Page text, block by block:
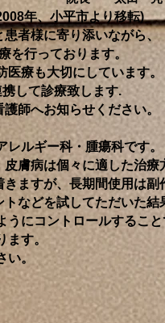
年、小平市より移転)
者様に寄り添いながら、
行っております。
療も大切にしています。
して診療致します.
師へお知らせください。
レルギー科・腫瘍科です。
膚病は個々に適した治療
ますが、長期間使用は副
などを試してただいた結
にコントロールすること
す。
。